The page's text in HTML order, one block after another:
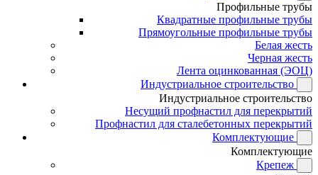
Профильные трубы
Квадратные профильные трубы
Прямоугольные профильные трубы
Белая жесть
Черная жесть
Лента оцинкованная (ЭОЦ)
Индустриальное строительство
Индустриальное строительство
Несущий профнастил для перекрытий
Профнастил для сталебетонных перекрытий
Комплектующие
Комплектующие
Крепеж